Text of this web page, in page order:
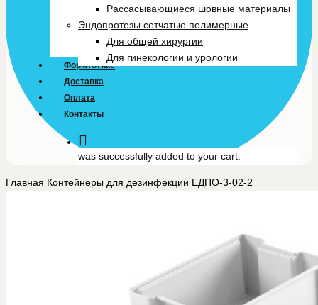
Рассасывающиеся шовные материалы
Эндопротезы сетчатые полимерные
Для общей хирургии
Для гинекологии и урологии
Формтотикс
Доставка
Оплата
Контакты
was successfully added to your cart.
Главная Контейнеры для дезинфекции ЕДПО-3-02-2